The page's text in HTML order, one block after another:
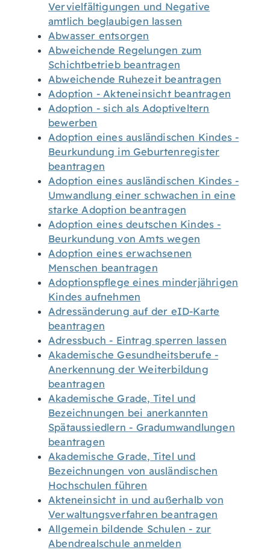
Vervielfältigungen und Negative
amtlich beglaubigen lassen
Abwasser entsorgen
Abweichende Regelungen zum
Schichtbetrieb beantragen
Abweichende Ruhezeit beantragen
Adoption - Akteneinsicht beantragen
Adoption - sich als Adoptiveltern
bewerben
Adoption eines ausländischen Kindes -
Beurkundung im Geburtenregister
beantragen
Adoption eines ausländischen Kindes -
Umwandlung einer schwachen in eine
starke Adoption beantragen
Adoption eines deutschen Kindes -
Beurkundung von Amts wegen
Adoption eines erwachsenen
Menschen beantragen
Adoptionspflege eines minderjährigen
Kindes aufnehmen
Adressänderung auf der eID-Karte
beantragen
Adressbuch - Eintrag sperren lassen
Akademische Gesundheitsberufe -
Anerkennung der Weiterbildung
beantragen
Akademische Grade, Titel und
Bezeichnungen bei anerkannten
Spätaussiedlern - Gradumwandlungen
beantragen
Akademische Grade, Titel und
Bezeichnungen von ausländischen
Hochschulen führen
Akteneinsicht in und außerhalb von
Verwaltungsverfahren beantragen
Allgemein bildende Schulen - zur
Abendrealschule anmelden